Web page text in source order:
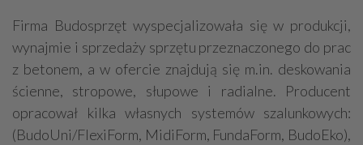
Firma Budosprzęt wyspecjalizowała się w produkcji,
wynajmie i sprzedaży sprzętu przeznaczonego do prac
z betonem, a w ofercie znajdują się m.in. deskowania
ścienne, stropowe, słupowe i radialne. Producent
opracował kilka własnych systemów szalunkowych:
(BudoUni/FlexiForm, MidiForm, FundaForm, BudoEko),